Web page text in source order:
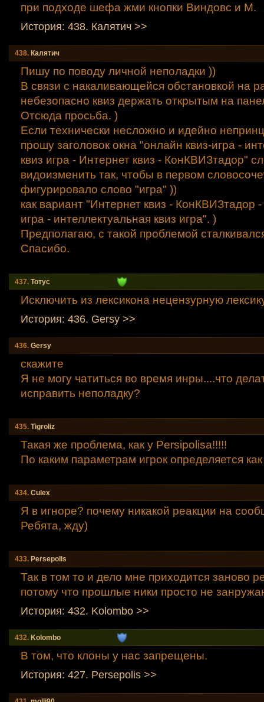
при подходе шефа жми кнопки Виндовс и М.
История: 438. Калятич >>
438. Калятич
Пишу по поводу личной неполадки ))
В связи с накаливающейся обстановкой на
небезопасно квиз держать открытым на
Отсюда просьба. )
Если технически несложно и идейно
прошу заголовок окна "онлайн квиз-игра -
квиз игра - Интернет квиз - КонКВИЗтадор"
видоизменить так, чтобы в первом
фигурировало слово "игра" ))
как вариант "Интернет квиз - КонКВИЗтадор
игра - интеллектуальная квиз игра". )
Предполагаю, с такой проблемой
Спасибо.
437. Тотус
Исключить из лексикона нецензурную
История: 436. Gersy >>
436. Gersy
скажите
Я не могу чатиться во время инры....что
исправить неполадку?
435. Tigroliz
Такая же проблема, как у Persipolisa!!!!!
По каким параметрам игрок определяется
434. Culex
Я в игноре? почему никакой реакции на
Ребята, жду)
433. Persepоlis
Так в том то и дело мне приходится заново
потому что прошлые ники просто не
История: 432. Kolombo >>
432. Kolombo
В том, что клоны у нас запрещены.
История: 427. Persepоlis >>